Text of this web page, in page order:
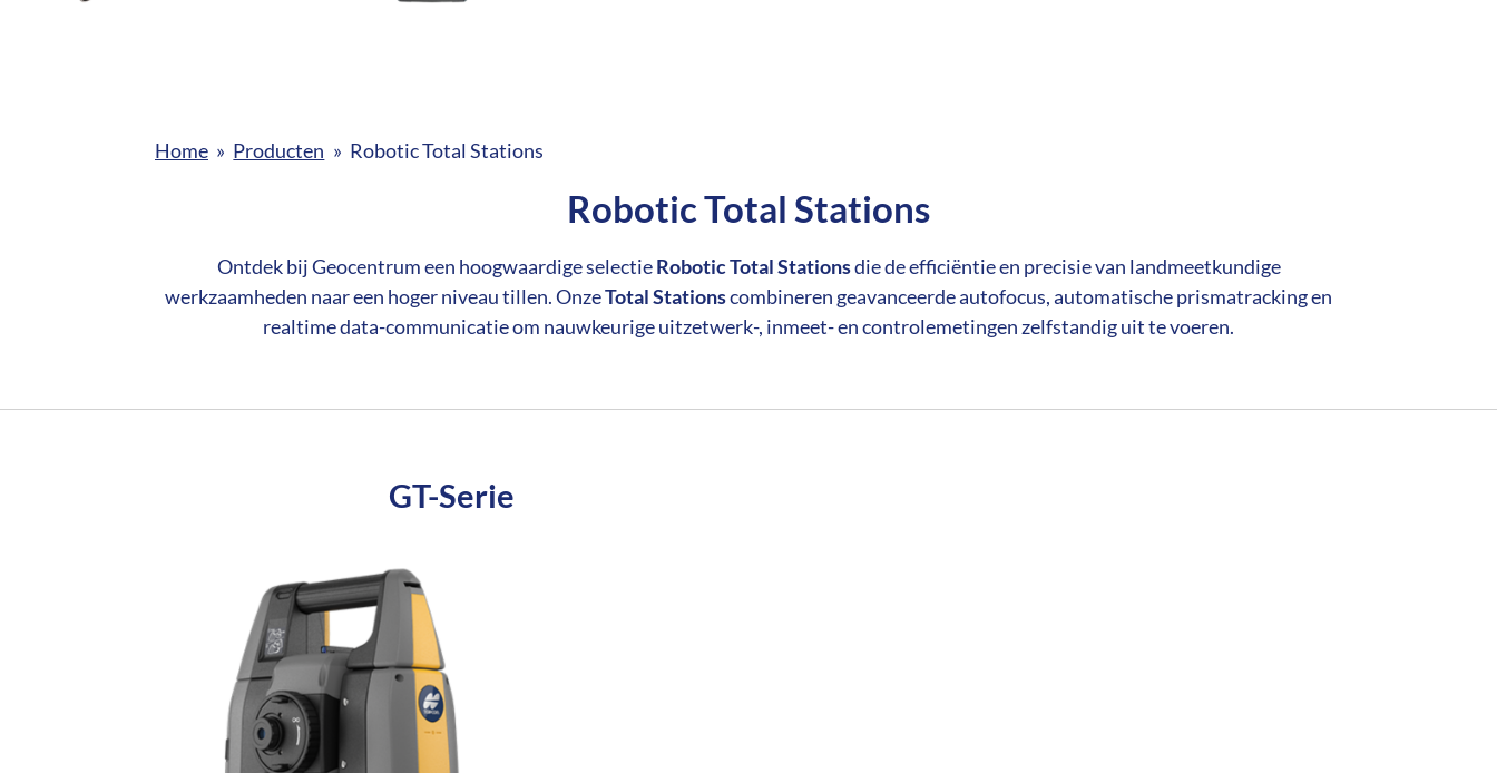
Home » Producten » Robotic Total Stations
Robotic Total Stations
Ontdek bij Geocentrum een hoogwaardige selectieRobotic Total Stationsdie de efficiëntie en precisie van landmeetkundige
werkzaamheden naar een hoger niveau tillen. OnzeTotal Stationscombineren geavanceerde autofocus, automatische prismatracking en
realtime data-communicatie om nauwkeurige uitzetwerk-, inmeet- en controlemetingen zelfstandig uit te voeren.
GT-Serie